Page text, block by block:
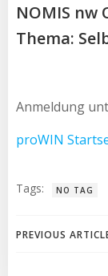
NOMIS nw
Thema:
Anmeldung
proWIN
Tags: NO TAG
PREVIOUS